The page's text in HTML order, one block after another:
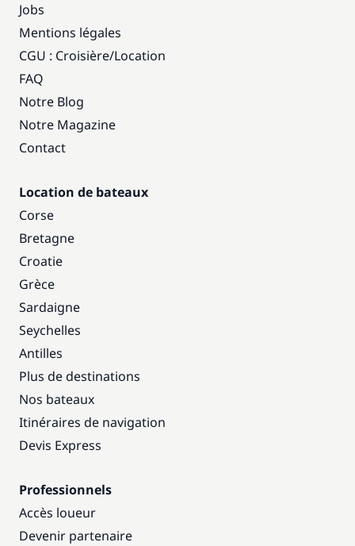
Jobs
Mentions légales
CGU : Croisière/Location
FAQ
Notre Blog
Notre Magazine
Contact
Location de bateaux
Corse
Bretagne
Croatie
Grèce
Sardaigne
Seychelles
Antilles
Plus de destinations
Nos bateaux
Itinéraires de navigation
Devis Express
Professionnels
Accès loueur
Devenir partenaire